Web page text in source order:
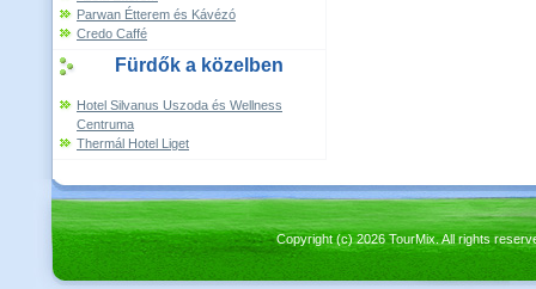
Parwan Étterem és Kávézó
Credo Caffé
Fürdők a közelben
Hotel Silvanus Uszoda és Wellness
Centruma
Thermál Hotel Liget
Copyright (c) 2026 TourMix. All rights